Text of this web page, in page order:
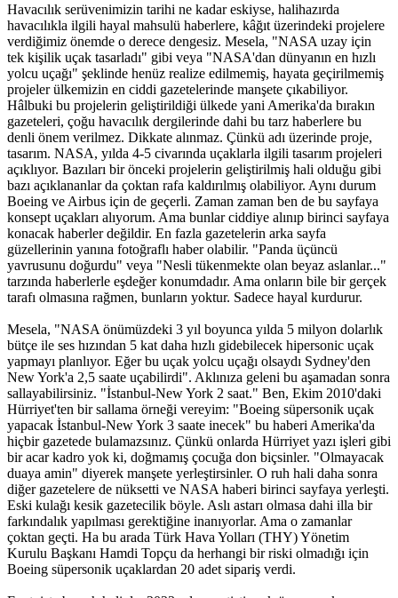
Havacılık serüvenimizin tarihi ne kadar eskiyse, halihazırda
havacılıkla ilgili hayal mahsulü haberlere, kâğıt üzerindeki projelere
verdiğimiz önemde o derece dengesiz. Mesela, "NASA uzay için
tek kişilik uçak tasarladı" gibi veya "NASA'dan dünyanın en hızlı
yolcu uçağı" şeklinde henüz realize edilmemiş, hayata geçirilmemiş
projeler ülkemizin en ciddi gazetelerinde manşete çıkabiliyor.
Hâlbuki bu projelerin geliştirildiği ülkede yani Amerika'da bırakın
gazeteleri, çoğu havacılık dergilerinde dahi bu tarz haberlere bu
denli önem verilmez. Dikkate alınmaz. Çünkü adı üzerinde proje,
tasarım. NASA, yılda 4-5 civarında uçaklarla ilgili tasarım projeleri
açıklıyor. Bazıları bir önceki projelerin geliştirilmiş hali olduğu gibi
bazı açıklananlar da çoktan rafa kaldırılmış olabiliyor. Aynı durum
Boeing ve Airbus için de geçerli. Zaman zaman ben de bu sayfaya
konsept uçakları alıyorum. Ama bunlar ciddiye alınıp birinci sayfaya
konacak haberler değildir. En fazla gazetelerin arka sayfa
güzellerinin yanına fotoğraflı haber olabilir. "Panda üçüncü
yavrusunu doğurdu" veya "Nesli tükenmekte olan beyaz aslanlar..."
tarzında haberlerle eşdeğer konumdadır. Ama onların bile bir gerçek
tarafı olmasına rağmen, bunların yoktur. Sadece hayal kurdurur.
Mesela, "NASA önümüzdeki 3 yıl boyunca yılda 5 milyon dolarlık
bütçe ile ses hızından 5 kat daha hızlı gidebilecek hipersonic uçak
yapmayı planlıyor. Eğer bu uçak yolcu uçağı olsaydı Sydney'den
New York'a 2,5 saate uçabilirdi". Aklınıza geleni bu aşamadan sonra
sallayabilirsiniz. "İstanbul-New York 2 saat." Ben, Ekim 2010'daki
Hürriyet'ten bir sallama örneği vereyim: "Boeing süpersonik uçak
yapacak İstanbul-New York 3 saate inecek" bu haberi Amerika'da
hiçbir gazetede bulamazsınız. Çünkü onlarda Hürriyet yazı işleri gibi
bir acar kadro yok ki, doğmamış çocuğa don biçsinler. "Olmayacak
duaya amin" diyerek manşete yerleştirsinler. O ruh hali daha sonra
diğer gazetelere de nüksetti ve NASA haberi birinci sayfaya yerleşti.
Eski kulağı kesik gazetecilik böyle. Aslı astarı olmasa dahi illa bir
farkındalık yapılması gerektiğine inanıyorlar. Ama o zamanlar
çoktan geçti. Ha bu arada Türk Hava Yolları (THY) Yönetim
Kurulu Başkanı Hamdi Topçu da herhangi bir riski olmadığı için
Boeing süpersonik uçaklardan 20 adet sipariş verdi.